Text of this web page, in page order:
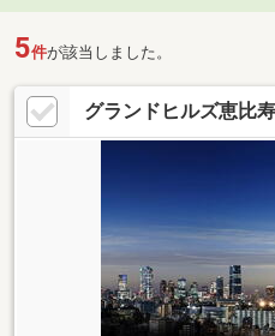
5件が該当しました。
グランドヒルズ恵比